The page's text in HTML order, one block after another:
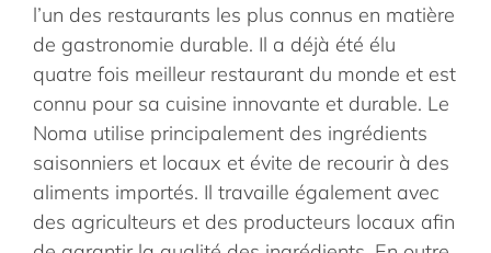
l’un des restaurants les plus connus en matière
de gastronomie durable. Il a déjà été élu
quatre fois meilleur restaurant du monde et est
connu pour sa cuisine innovante et durable. Le
Noma utilise principalement des ingrédients
saisonniers et locaux et évite de recourir à des
aliments importés. Il travaille également avec
des agriculteurs et des producteurs locaux afin